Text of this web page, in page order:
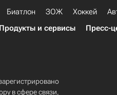
Биатлон ЗОЖ Хоккей
Продукты и сервисы Пресс-
в сфере связи,